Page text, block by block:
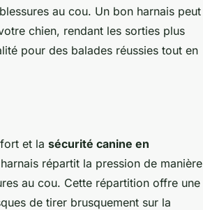
au cou. Un bon harnais peut
chien, rendant les sorties plus
pour des balades réussies tout en
et la sécurité canine en
répartit la pression de manière
au cou. Cette répartition offre une
de tirer brusquement sur la